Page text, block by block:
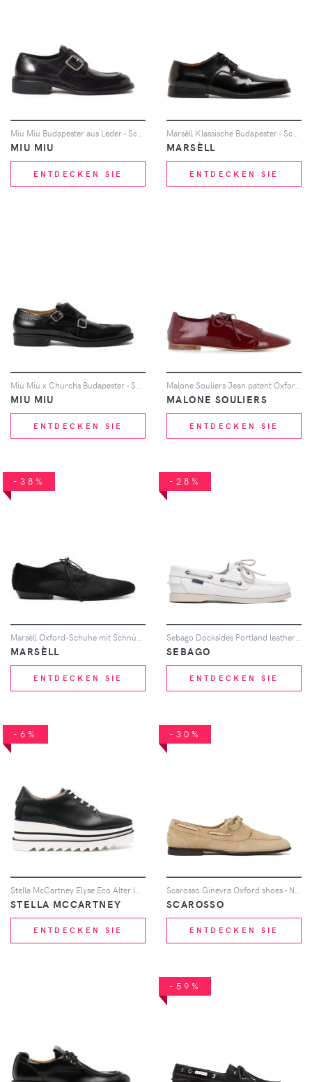
MIU MIU
ENTDECKEN SIE
MARSÈLL
ENTDECKEN SIE
Miu Miu x Churchs Budapester - Schwarz
MIU MIU
ENTDECKEN SIE
Malone Souliers Jean patent Oxford shoes - Braun
MALONE SOULIERS
ENTDECKEN SIE
-38%
Marsèll Oxford-Schuhe mit Schnürung - Schwarz
MARSÈLL
ENTDECKEN SIE
-28%
Sebago Docksides Portland leather boat shoes - Weiß
SEBAGO
ENTDECKEN SIE
-6%
STELLA MCCARTNEY
ENTDECKEN SIE
-30%
SCAROSSO
ENTDECKEN SIE
-59%